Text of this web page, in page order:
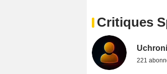
Critiques
221